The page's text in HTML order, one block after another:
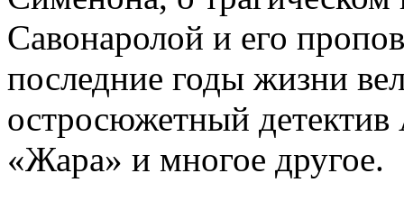
Савонаролой и его
последние годы жизни
остросюжетный детектив
«Жара» и многое другое.